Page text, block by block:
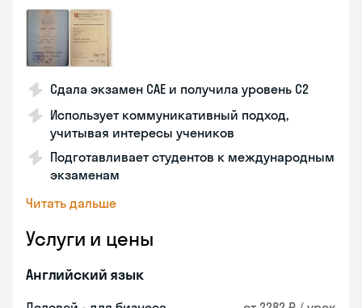
Сдала экзамен CAE и получила уровень С2
Использует коммуникативный подход,
учитывая интересы учеников
Подготавливает студентов к международным
экзаменам
Читать дальше
Услуги и цены
Английский язык